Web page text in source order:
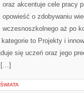
oraz akcentuje cele pracy
opowieść o zdobywaniu
wczesnoszkolnego aż po
to Projekty i
się uczeń oraz jego
[…]